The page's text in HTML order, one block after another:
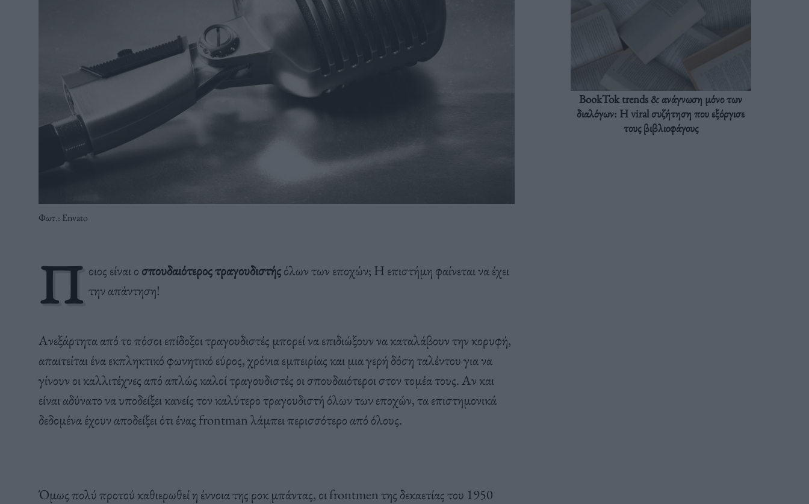
Φωτ.: Envato
Π οιος είναι ο σπουδαιότερος τραγουδιστήςόλων των εποχών; Η επιστήμη φαίνεται να έχει
την απάντηση!
Ανεξάρτητα από το πόσοι επίδοξοι τραγουδιστές μπορεί να επιδιώξουν να καταλάβουν την κορυφή,
απαιτείται ένα εκπληκτικό φωνητικό εύρος, χρόνια εμπειρίας και μια γερή δόση ταλέντου για να
γίνουν οι καλλιτέχνες από απλώς καλοί τραγουδιστές οι σπουδαιότεροι στον τομέα τους. Αν και
είναι αδύνατο να υποδείξει κανείς τον καλύτερο τραγουδιστή όλων των εποχών, τα επιστημονικά
δεδομένα έχουν αποδείξει ότι ένας frontman λάμπει περισσότερο από όλους.
Όμως πολύ προτού καθιερωθεί η έννοια της ροκ μπάντας, οι frontmen της δεκαετίας του 1950
BookTok trends & ανάγνωση μόνο των
διαλόγων: Η viral συζήτηση που εξόργισε
τους βιβλιοφάγους